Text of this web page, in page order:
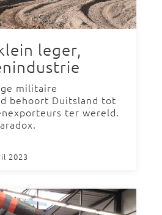
leger,
militaire
behoort Duitsland tot
ter wereld.
2023